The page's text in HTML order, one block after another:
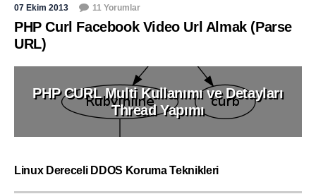
07 Ekim 2013 11 Yorumlar
PHP Curl Facebook Video Url Almak (Parse
URL)
PHP CURL Multi Kullanımı ve Detayları
Thread Yapımı
Linux Dereceli DDOS Koruma Teknikleri